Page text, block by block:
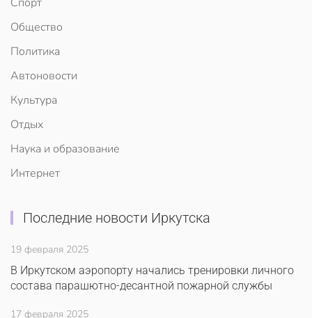
Общество
Политика
Автоновости
Культура
Отдых
Наука и образование
Интернет
Последние новости Иркутска
19 февраля 2025
В Иркутском аэропорту начались тренировки личного
состава парашютно-десантной пожарной службы
17 февраля 2025